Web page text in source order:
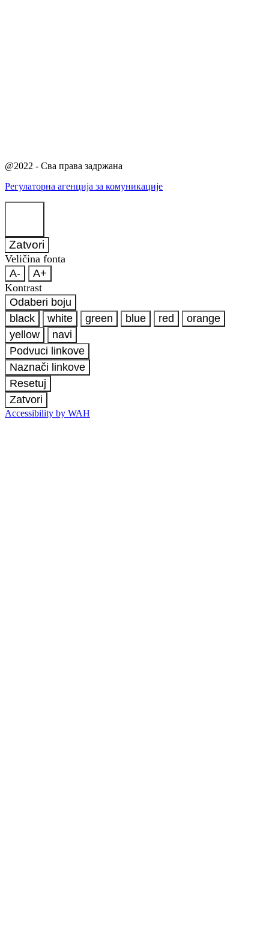
@2022 - Сва права задржана
Регулаторна агенција за комуникације
Zatvori
Veličina fonta
A-
A+
Kontrast
Odaberi boju
black
white green blue red
orange
yellow
navi
Podvuci linkove
Naznači linkove
Resetuj
Zatvori
Accessibility by WAH